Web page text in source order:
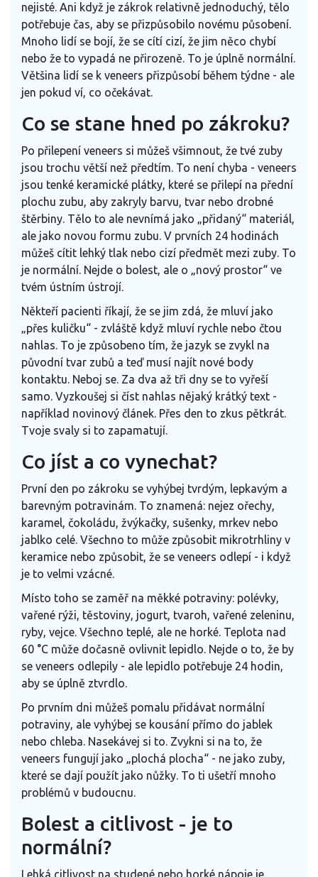
nejisté. Ani když je zákrok relativně jednoduchý, tělo
potřebuje čas, aby se přizpůsobilo novému působení.
Mnoho lidí se bojí, že se cítí cizí, že jim něco chybí
nebo že to vypadá ne přirozeně. To je úplně normální.
Většina lidí se k veneers přizpůsobí během týdne - ale
jen pokud ví, co očekávat.
Co se stane hned po zákroku?
Po přilepení veneers si můžeš všimnout, že tvé zuby
jsou trochu větší než předtím. To není chyba - veneers
jsou tenké keramické plátky, které se přilepí na přední
plochu zubu, aby zakryly barvu, tvar nebo drobné
štěrbiny. Tělo to ale nevnímá jako „přidaný“ materiál,
ale jako novou formu zubu. V prvních 24 hodinách
můžeš cítit lehký tlak nebo cizí předmět mezi zuby. To
je normální. Nejde o bolest, ale o „nový prostor“ ve
tvém ústním ústrojí.
Někteří pacienti říkají, že se jim zdá, že mluví jako
„přes kuličku“ - zvláště když mluví rychle nebo čtou
nahlas. To je způsobeno tím, že jazyk se zvykl na
původní tvar zubů a teď musí najít nové body
kontaktu. Neboj se. Za dva až tři dny se to vyřeší
samo. Vyzkoušej si číst nahlas nějaký krátký text -
například novinový článek. Přes den to zkus pětkrát.
Tvoje svaly si to zapamatují.
Co jíst a co vynechat?
První den po zákroku se vyhýbej tvrdým, lepkavým a
barevným potravinám. To znamená: nejez ořechy,
karamel, čokoládu, žvýkačky, sušenky, mrkev nebo
jablko celé. Všechno to může způsobit mikrotrhliny v
keramice nebo způsobit, že se veneers odlepí - i když
je to velmi vzácné.
Místo toho se zaměř na měkké potraviny: polévky,
vařené rýži, těstoviny, jogurt, tvaroh, vařené zeleninu,
ryby, vejce. Všechno teplé, ale ne horké. Teplota nad
60 °C může dočasně ovlivnit lepidlo. Nejde o to, že by
se veneers odlepily - ale lepidlo potřebuje 24 hodin,
aby se úplně ztvrdlo.
Po prvním dni můžeš pomalu přidávat normální
potraviny, ale vyhýbej se kousání přímo do jablek
nebo chleba. Nasekávej si to. Zvykni si na to, že
veneers fungují jako „plochá plocha“ - ne jako zuby,
které se dají použít jako nůžky. To ti ušetří mnoho
problémů v budoucnu.
Bolest a citlivost - je to
normální?
Lehká citlivost na studené nebo horké nápoje je